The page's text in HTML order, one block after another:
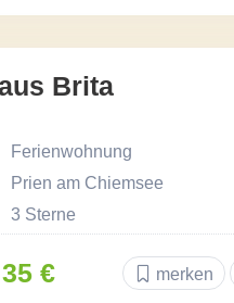
Brita
Ferienwohnung
Prien am Chiemsee
3 Sterne
35 € merken